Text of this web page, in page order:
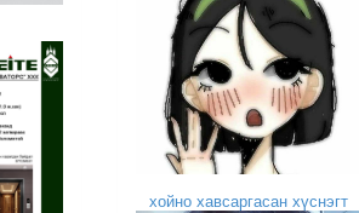
хойно хавсаргасан хүснэгт